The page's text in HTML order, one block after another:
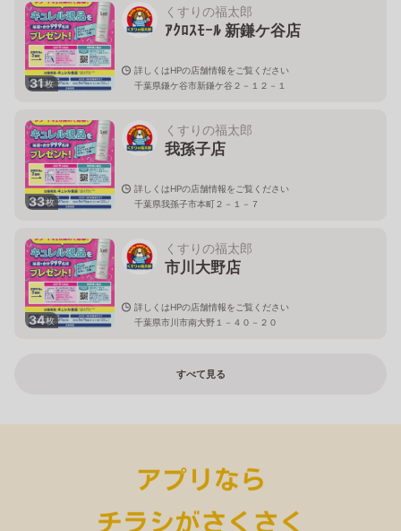
31枚
くすりの福太郎
ｱｸﾛｽﾓｰﾙ 新鎌ケ谷店
詳しくはHPの店舗情報をご覧ください
千葉県鎌ケ谷市新鎌ケ谷２－１２－１
33枚
くすりの福太郎
我孫子店
詳しくはHPの店舗情報をご覧ください
千葉県我孫子市本町２－１－７
34枚
くすりの福太郎
市川大野店
詳しくはHPの店舗情報をご覧ください
千葉県市川市南大野１－４０－２０
すべて見る